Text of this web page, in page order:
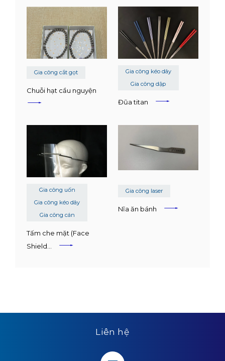
Gia công cắt gọt
Chuỗi hạt cầu nguyện
Gia công kéo dây
Gia công dập
Đũa titan
Gia công uốn
Gia công kéo dây
Gia công cán
Tấm che mặt (Face
Shield…
Gia công laser
Nĩa ăn bánh
Liên hệ